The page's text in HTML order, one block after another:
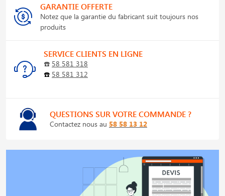
GARANTIE OFFERTE
Notez que la garantie du fabricant suit toujours nos
produits
SERVICE CLIENTS EN LIGNE
☎️ 58 581 318
☎️ 58 581 312
QUESTIONS SUR VOTRE COMMANDE ?
Contactez nous au 58 58 13 12